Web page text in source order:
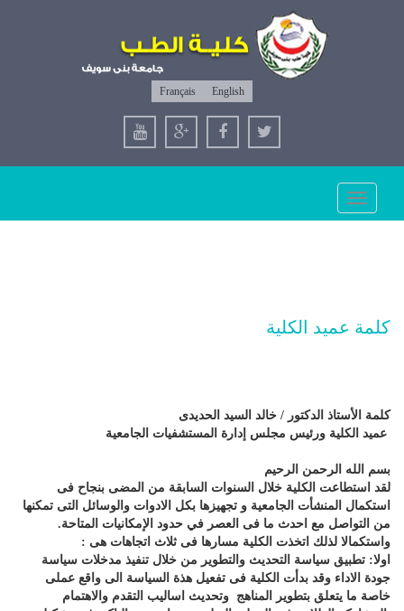
English
Français
Toggle
navigation
كلمة عميد الكلية
كلمة الأستاذ الدكتور / خالد السيد الحديدى
عميد الكلية ورئيس مجلس إدارة المستشفيات الجامعية
بسم الله الرحمن الرحيم
لقد استطاعت الكلية خلال السنوات السابقة من المضى بنجاح فى
استكمال المنشأت الجامعية و تجهيزها بكل الادوات والوسائل التى تمكنها
من التواصل مع احدث ما فى العصر في حدود الإمكانيات المتاحة.
واستكمالا لذلك اتخذت الكلية مسارها فى ثلاث اتجاهات هى :
اولا: تطبيق سياسة التحديث والتطوير من خلال تنفيذ مدخلات سياسة
جودة الاداء وقد بدأت الكلية فى تفعيل هذة السياسة الى واقع عملى
خاصة ما يتعلق بتطوير المناهج وتحديث اساليب التقدم والاهتمام